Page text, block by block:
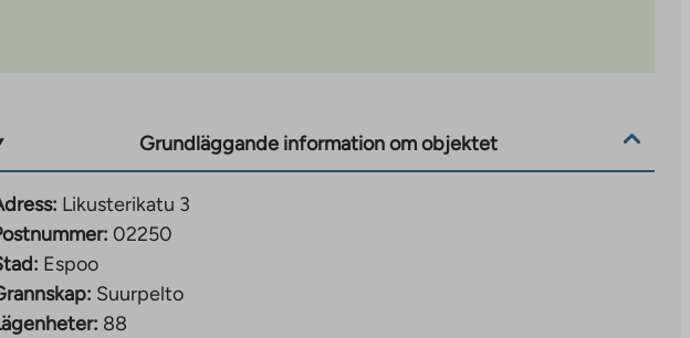
Grundläggande information om objektet
Likusterikatu 3
02250
Espoo
Suurpelto
88